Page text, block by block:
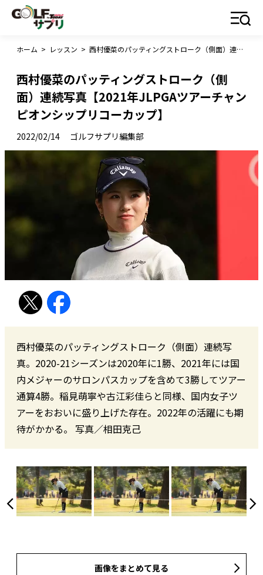
ホーム > レッスン > 西村優菜のパッティングストローク（側面）連続写真【2021年JLPGAツアーチャンピオンシップリコーカップ】
西村優菜のパッティングストローク（側
面）連続写真【2021年JLPGAツアーチャン
ピオンシップリコーカップ】
2022/02/14 ゴルフサプリ編集部
西村優菜のパッティングストローク（側面）連続写
真。2020-21シーズンは2020年に1勝、2021年には国
内メジャーのサロンパスカップを含めて3勝してツアー
通算4勝。稲見萌寧や古江彩佳らと同様、国内女子ツ
アーをおおいに盛り上げた存在。2022年の活躍にも期
待がかかる。 写真／相田克己
画像をまとめて見る